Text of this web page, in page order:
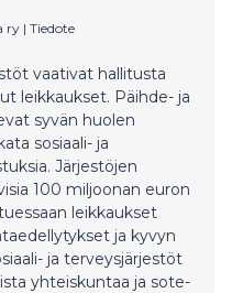
ry | Tiedote
vaativat hallitusta
leikkaukset. Päihde- ja
syvän huolen
sosiaali- ja
Järjestöjen
100 miljoonan euron
leikkaukset
ja kyvyn
ja terveysjärjestöt
yhteiskuntaa ja sote-